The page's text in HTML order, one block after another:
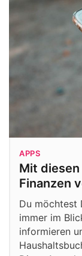
APPS
Mit
Finanzen
Du möchtest
immer im
informieren